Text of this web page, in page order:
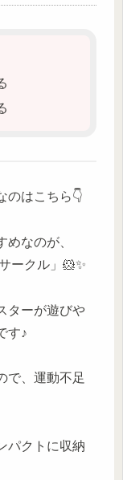
のはこちら👇
なのが、
ークル」🐹✨
ターが遊びや
す♪
で、運動不足
パクトに収納